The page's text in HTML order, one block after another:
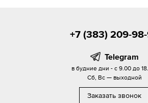
+7 (383) 209-
Telegram
в будние дни - с 9.00 до
Сб, Вс — выходной
Заказать звонок